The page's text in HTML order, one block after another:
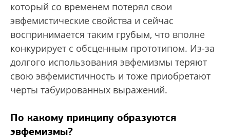
который со временем потерял свои
эвфемистические свойства и сейчас
воспринимается таким грубым, что вполне
конкурирует с обсценным прототипом. Из-за
долгого использования эвфемизмы теряют
свою эвфемистичность и тоже приобретают
черты табуированных выражений.
По какому принципу образуются
эвфемизмы?